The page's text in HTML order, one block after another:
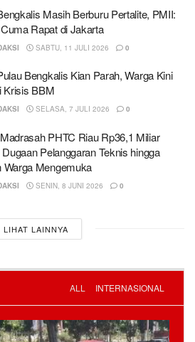
Masih Berburu Pertalite, PMII:
Rapat di Jakarta
SABTU, 11 JULI 2026 0
Bengkalis Kian Parah, Warga Kini
Krisis BBM
SELASA, 7 JULI 2026 0
PHTC Riau Rp36,1 Miliar
Pelanggaran Teknis hingga
Warga Mengemuka
SENIN, 8 JUNI 2026 0
LIHAT LAINNYA
ALL INTERNASIONAL